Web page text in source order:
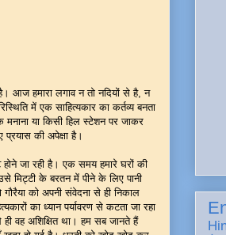
आज हमारा लगाव न तो नदियों से है, न
में एक साहित्यकार का कर्तव्य बनता
या किसी हिल स्टेशन पर जाकर
की अपेक्षा है।
जा रही है। एक समय हमारे घरों की
मिट्टी के बरतन में पीने के लिए पानी
को अपनी संवेदना से ही निकाल
का ध्यान पर्यावरण से कटता जा रहा
वह अशिक्षित था। हम सब जानते हैं